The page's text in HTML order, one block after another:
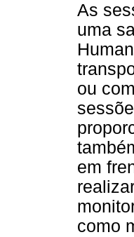
As
uma
ou
em
como